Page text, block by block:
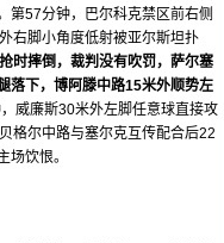
第57分钟，巴尔科克禁区前右侧
右脚小角度低射被亚尔斯坦扑
时摔倒，裁判没有吹罚，萨尔塞
落下，博阿滕中路15米外顺势左
威廉斯30米外左脚任意球直接攻
格尔中路与塞尔克互传配合后22
场饮恨。